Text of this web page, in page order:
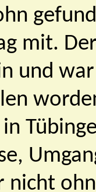
mit.
und
nicht